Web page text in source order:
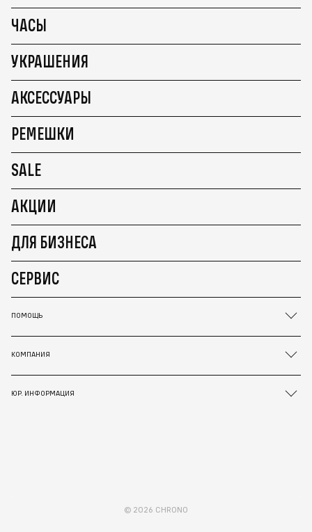
ЧАСЫ
УКРАШЕНИЯ
АКСЕССУАРЫ
РЕМЕШКИ
SALE
АКЦИИ
ДЛЯ БИЗНЕСА
СЕРВИС
ПОМОЩЬ
КОМПАНИЯ
ЮР. ИНФОРМАЦИЯ
© 2026 CHRONO